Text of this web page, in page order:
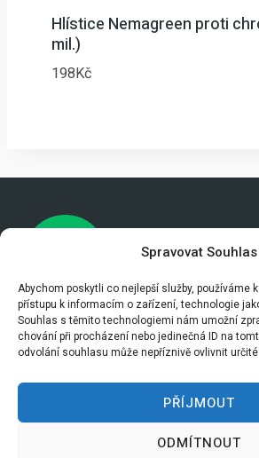
Spravovat Souhlas
Abychom poskytli co nejlepší služby, používáme
přístupu k informacím o zařízení, technologie
Souhlas s těmito technologiemi nám umožní
chování při procházení nebo jedinečná ID na
odvolání souhlasu může nepříznivě ovlivnit
PŘÍJMOUT
ODMÍTNOUT
Hlístice Nemagreen proti
mil.)
198 Kč
Úvod Články
Kontakt